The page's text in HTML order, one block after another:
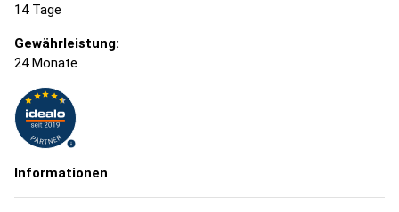
14 Tage
Gewährleistung:
24 Monate
Informationen